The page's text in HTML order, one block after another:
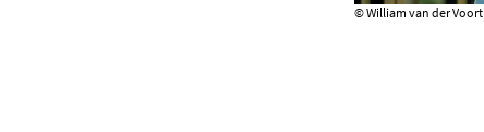
© William van der Voort